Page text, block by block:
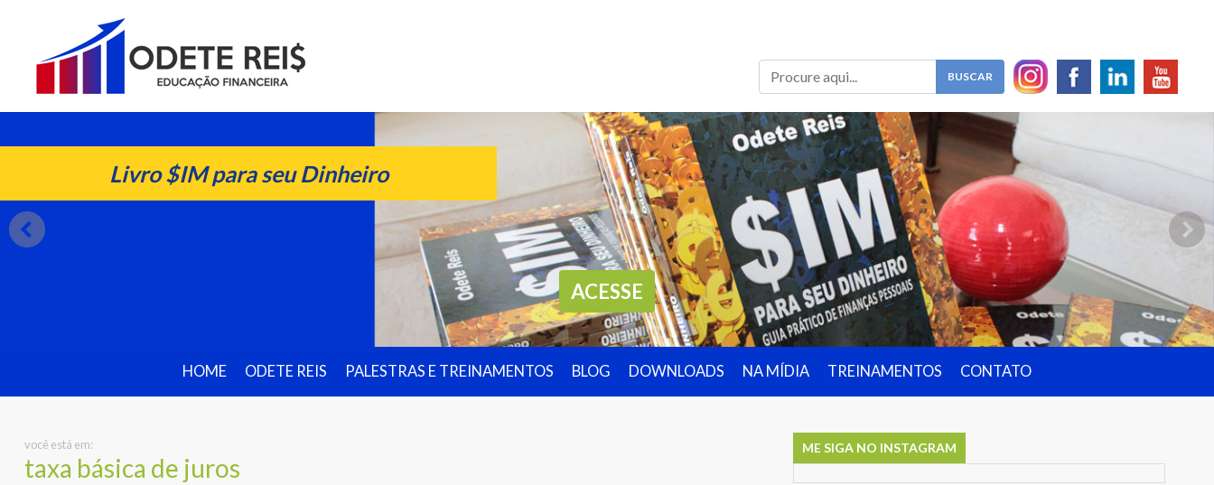
Livro $IM para seu Dinheiro
ACESSE
HOME ODETE REIS PALESTRAS E TREINAMENTOS BLOG DOWNLOADS NA MÍDIA TREINAMENTOS CONTATO
você está em:
taxa básica de juros
ME SIGA NO INSTAGRAM